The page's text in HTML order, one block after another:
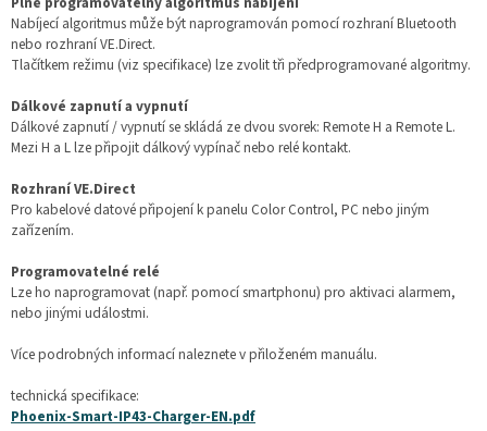
Nabíjecí algoritmus může být naprogramován pomocí rozhraní Bluetooth
nebo rozhraní VE.Direct.
Tlačítkem režimu (viz specifikace) lze zvolit tři předprogramované algoritmy.
Dálkové zapnutí a vypnutí
Dálkové zapnutí / vypnutí se skládá ze dvou svorek: Remote H a Remote L.
Mezi H a L lze připojit dálkový vypínač nebo relé kontakt.
Rozhraní VE.Direct
Pro kabelové datové připojení k panelu Color Control, PC nebo jiným
zařízením.
Programovatelné relé
Lze ho naprogramovat (např. pomocí smartphonu) pro aktivaci alarmem,
nebo jinými událostmi.
Více podrobných informací naleznete v přiloženém manuálu.
technická specifikace:
Phoenix-Smart-IP43-Charger-EN.pdf